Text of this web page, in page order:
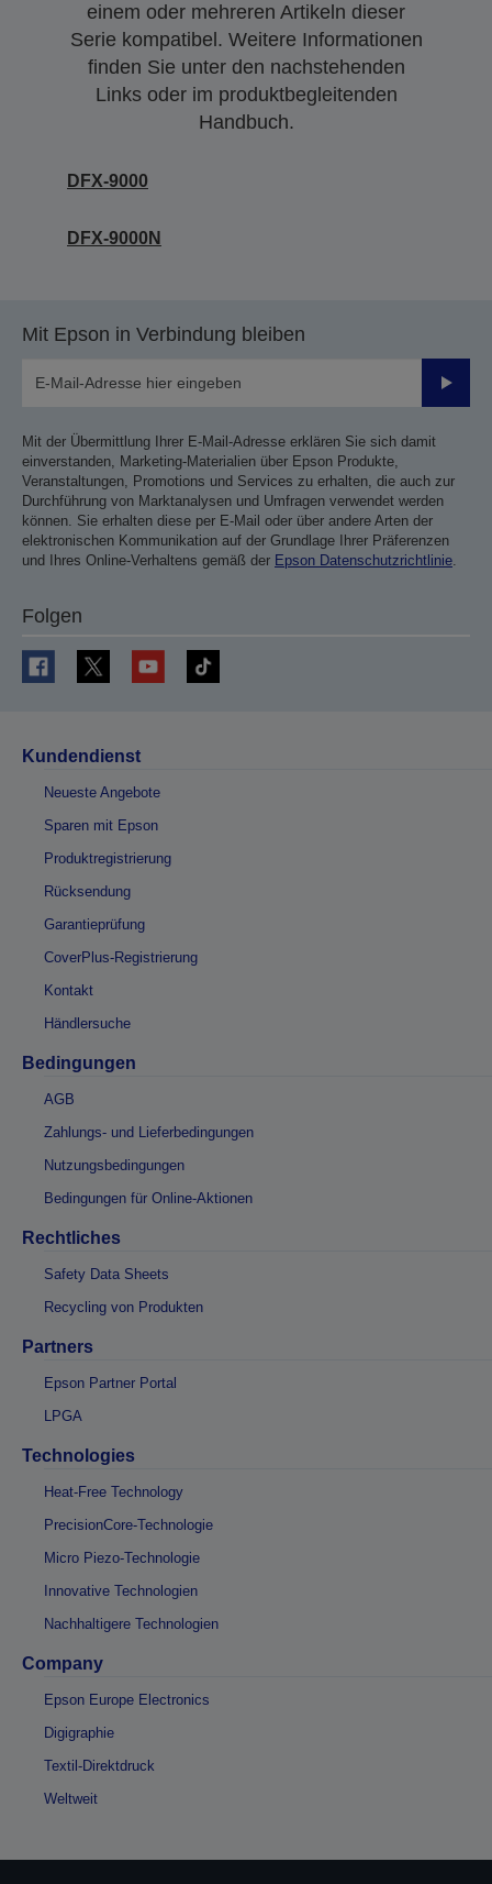
einem oder mehreren Artikeln dieser
Serie kompatibel. Weitere Informationen
finden Sie unter den nachstehenden
Links oder im produktbegleitenden
Handbuch.
DFX-9000
DFX-9000N
Mit Epson in Verbindung bleiben
Mit der Übermittlung Ihrer E-Mail-Adresse erklären Sie sich damit
einverstanden, Marketing-Materialien über Epson Produkte,
Veranstaltungen, Promotions und Services zu erhalten, die auch zur
Durchführung von Marktanalysen und Umfragen verwendet werden
können. Sie erhalten diese per E-Mail oder über andere Arten der
elektronischen Kommunikation auf der Grundlage Ihrer Präferenzen
und Ihres Online-Verhaltens gemäß der Epson Datenschutzrichtlinie.
Folgen
Kundendienst
Neueste Angebote
Sparen mit Epson
Produktregistrierung
Rücksendung
Garantieprüfung
CoverPlus-Registrierung
Kontakt
Händlersuche
Bedingungen
AGB
Zahlungs- und Lieferbedingungen
Nutzungsbedingungen
Bedingungen für Online-Aktionen
Rechtliches
Safety Data Sheets
Recycling von Produkten
Partners
Epson Partner Portal
LPGA
Technologies
Heat-Free Technology
PrecisionCore-Technologie
Micro Piezo-Technologie
Innovative Technologien
Nachhaltigere Technologien
Company
Epson Europe Electronics
Digigraphie
Textil-Direktdruck
Weltweit